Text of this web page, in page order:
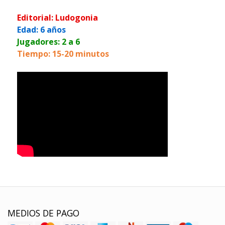
Editorial: Ludogonia
Edad: 6 años
Jugadores: 2 a 6
Tiempo: 15-20 minutos
MEDIOS DE PAGO